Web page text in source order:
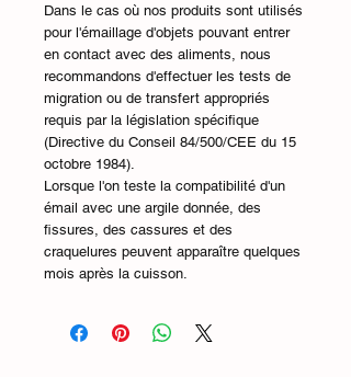
Dans le cas où nos produits sont utilisés
pour l'émaillage d'objets pouvant entrer
en contact avec des aliments, nous
recommandons d'effectuer les tests de
migration ou de transfert appropriés
requis par la législation spécifique
(Directive du Conseil 84/500/CEE du 15
octobre 1984).
Lorsque l'on teste la compatibilité d'un
émail avec une argile donnée, des
fissures, des cassures et des
craquelures peuvent apparaître quelques
mois après la cuisson.